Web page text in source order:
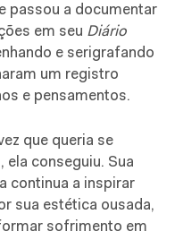
passou a documentar
em seu Diário
e serigrafando
um registro
e pensamentos.
que queria se
ela conseguiu. Sua
continua a inspirar
sua estética ousada,
sofrimento em